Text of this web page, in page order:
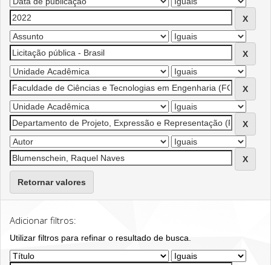
Retornar valores
Adicionar filtros:
Utilizar filtros para refinar o resultado de busca.